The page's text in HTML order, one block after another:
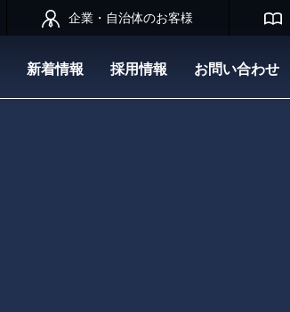
新着情報 採用情報 お問い合わせ
企業・自治体のお客様